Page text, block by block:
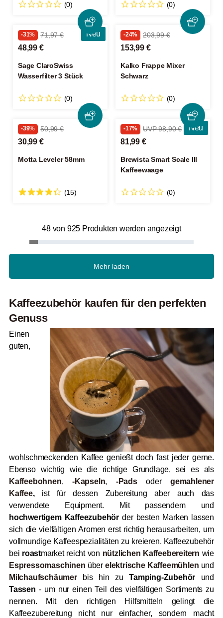
(0) (0)
Neu
-31% 71,97 €
48,99 €
Sage ClaroSwiss
Wasserfilter 3 Stück
(0)
-24% 203,99 €
153,99 €
Kalko Frappe Mixer
Schwarz
(0)
-39% 50,99 €
30,99 €
Motta Leveler 58mm
(15)
Neu
-17% UVP 98,90 €
81,99 €
Brewista Smart Scale III
Kaffeewaage
(0)
48 von 925 Produkten werden angezeigt
Mehr laden
Kaffeezubehör kaufen für den perfekten
Genuss
Einen
guten,
wohlschmeckenden Kaffee genießt doch fast jeder gerne.
Ebenso wichtig wie die richtige Grundlage, sei es als
Kaffeebohnen, -Kapseln, -Padsoder gemahlener
Kaffee,ist für dessen Zubereitung aber auch das
verwendete Equipment. Mit passendem und
hochwertigem Kaffeezubehör der besten Marken lassen
sich die vielfältigen Aromen erst richtig herausarbeiten, um
vollmundige Kaffeespezialitäten zu kreieren. Kaffeezubehör
bei roastmarket reicht von nützlichen Kaffeebereitern wie
Espressomaschinen über elektrische Kaffeemühlen und
Milchaufschäumer
bishin zuTamping-Zubehör und
Tassen - um nur einen Teil des vielfältigen Sortiments zu
nennen. Mit den richtigen Hilfsmitteln gelingt die
Kaffeezubereitung nicht nur einfacher, sondern macht